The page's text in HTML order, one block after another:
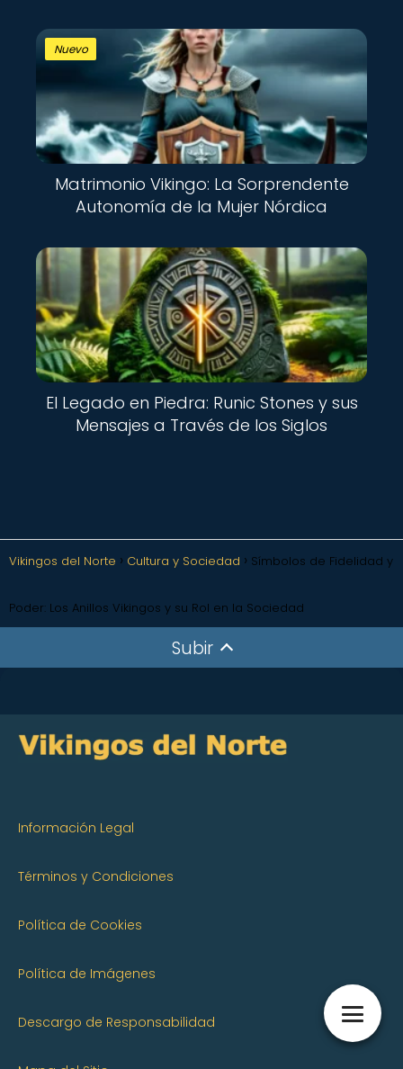
Nuevo
Matrimonio Vikingo: La Sorprendente
Autonomía de la Mujer Nórdica
El Legado en Piedra: Runic Stones y sus
Mensajes a Través de los Siglos
Vikingos del Norte Cultura y Sociedad Símbolos de Fidelidad y
Poder: Los Anillos Vikingos y su Rol en la Sociedad
Subir
Información Legal
Términos y Condiciones
Política de Cookies
Política de Imágenes
Descargo de Responsabilidad